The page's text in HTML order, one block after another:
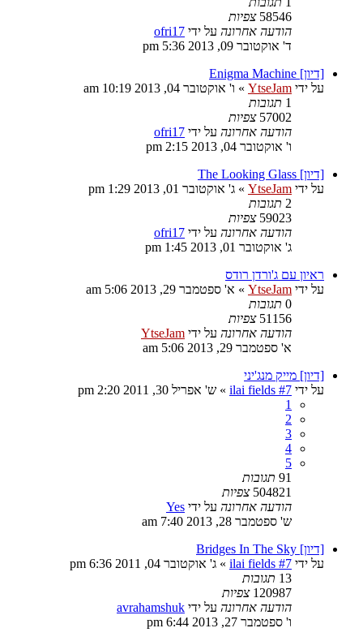
58546 צפיות
הודעה אחרונה על ידי ofri17
ד' אוקטובר 09, 2013 5:36 pm
[דיון] Enigma Machine
על ידי YtseJam
» ו' אוקטובר 04, 2013 10:19 am
1 תגובות
57002 צפיות
הודעה אחרונה על ידי ofri17
ו' אוקטובר 04, 2013 2:15 pm
[דיון] The Looking Glass
על ידי YtseJam
» ג' אוקטובר 01, 2013 1:29 pm
2 תגובות
59023 צפיות
הודעה אחרונה על ידי ofri17
ג' אוקטובר 01, 2013 1:45 pm
ראיון עם ג'ורדן רודס
על ידי YtseJam
» א' ספטמבר 29, 2013 5:06 am
0 תגובות
51156 צפיות
הודעה אחרונה על ידי YtseJam
א' ספטמבר 29, 2013 5:06 am
[דיון] מייק מנג'יני
על ידי ilai fields #7
» ש' אפריל 30, 2011 2:20 pm
1
2
3
4
5
91 תגובות
504821 צפיות
הודעה אחרונה על ידי Yes
ש' ספטמבר 28, 2013 7:40 am
[דיון] Bridges In The Sky
על ידי ilai fields #7
» ג' אוקטובר 04, 2011 6:36 pm
13 תגובות
120987 צפיות
הודעה אחרונה על ידי avrahamshuk
ו' ספטמבר 27, 2013 6:44 pm